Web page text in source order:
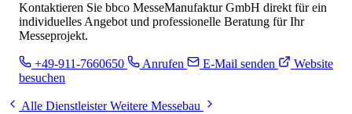
Kontaktieren Sie bbco MesseManufaktur GmbH direkt für ein
individuelles Angebot und professionelle Beratung für Ihr
Messeprojekt.
+49-911-7660650 Anrufen E-Mail senden
Website
besuchen
Alle DienstleisterWeitere Messebau